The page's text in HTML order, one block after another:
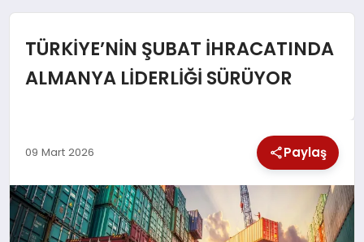
DÜNYA
EKONOMI
TEKNOLOJI
YAŞAM
TÜRKİYE’NİN ŞUBAT İHRACATINDA
ALMANYA LİDERLİĞİ SÜRÜYOR
09 Mart 2026 Paylaş